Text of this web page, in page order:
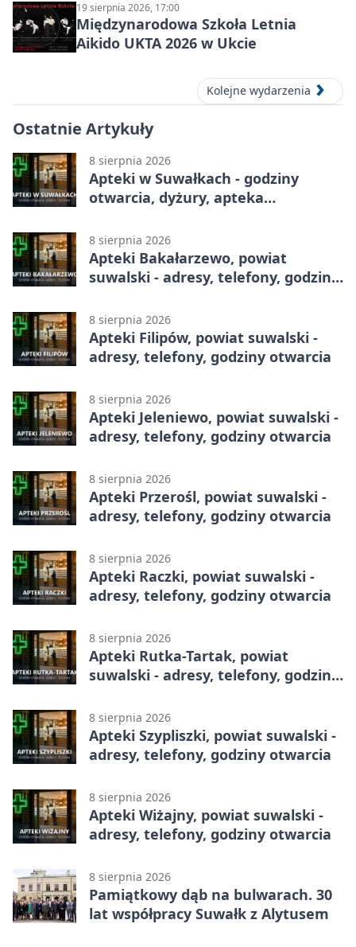
19 sierpnia 2026, 17:00
Międzynarodowa Szkoła Letnia
Aikido UKTA 2026 w Ukcie
Kolejne wydarzenia
Ostatnie Artykuły
8 sierpnia 2026
Apteki w Suwałkach - godziny
otwarcia, dyżury, apteka
8 sierpnia 2026
Apteki Bakałarzewo, powiat
suwalski - adresy, telefony, godziny
8 sierpnia 2026
Apteki Filipów, powiat suwalski -
adresy, telefony, godziny otwarcia
8 sierpnia 2026
Apteki Jeleniewo, powiat suwalski -
adresy, telefony, godziny otwarcia
8 sierpnia 2026
Apteki Przerośl, powiat suwalski -
adresy, telefony, godziny otwarcia
8 sierpnia 2026
Apteki Raczki, powiat suwalski -
adresy, telefony, godziny otwarcia
8 sierpnia 2026
Apteki Rutka-Tartak, powiat
suwalski - adresy, telefony, godziny
8 sierpnia 2026
Apteki Szypliszki, powiat suwalski -
adresy, telefony, godziny otwarcia
8 sierpnia 2026
Apteki Wiżajny, powiat suwalski -
adresy, telefony, godziny otwarcia
8 sierpnia 2026
Pamiątkowy dąb na bulwarach. 30
lat współpracy Suwałk z Alytusem